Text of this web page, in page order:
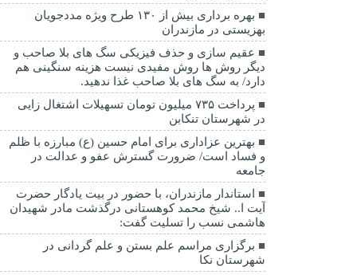
بهره برداری بیش از ۱۳۰ طرح ویژه مددجویان
بهزیستی در مازندران
عقیم سازی و حذف فیزیکی سگ های بلا صاحب و
دیگر روش ها روش مفیدی نیست هزینه سنگینی هم
دارد/ به سگ های بلا صاحب غذا ندهید.
پرداخت ۷۳۵ میلیون تومان تسهیلات اشتغال زایی
در شهرستان تنکابن
بهترین عزاداری برای امام حسین (ع) مبارزه با ظلم
و فساد است/ ضرورت گسترش عفو و عدالت در
جامعه
استاندار مازندران، با حضور در بیت یادگار حضرت
آیت ا.. شیخ محمد کوهستانی درگذشت مادر شهیدان
هاشمی نسب را تسلیت گفت:
برگزاری مراسم علم بستن و علم گردانی در
شهرستان نکا